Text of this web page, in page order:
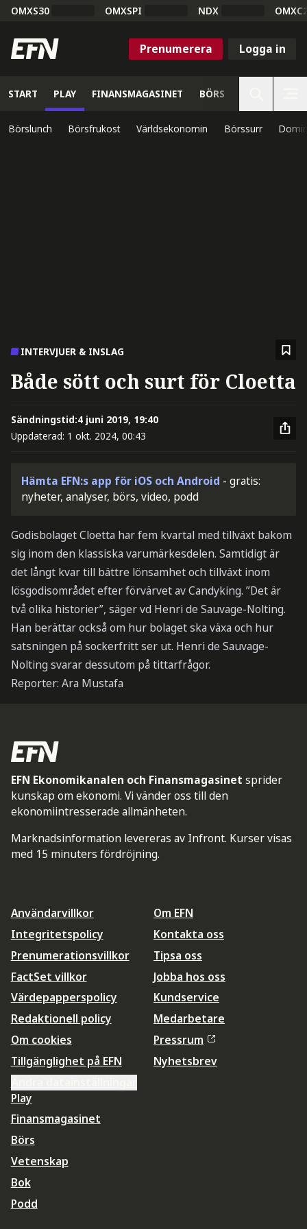
OMXS30 OMXSPI NDX
Prenumerera Logga in
START PLAY FINANSMAGASINET BÖRS
Börslunch Börsfrukost Världsekonomin Börssurr
INTERVJUER & INSLAG
Både sött och surt för Cloetta
Sändningstid:4 juni 2019, 19:40
Uppdaterad: 1 okt. 2024, 00:43
Hämta EFN:s app för iOS och Android - gratis:
nyheter, analyser, börs, video, podd
Godisbolaget Cloetta har fem kvartal med tillväxt bakom
sig inom den klassiska varumärkesdelen. Samtidigt är
det långt kvar till bättre lönsamhet och tillväxt inom
lösgodisområdet efter förvärvet av Candyking. ”Det är
två olika historier”, säger vd Henri de Sauvage-Nolting.
Han berättar också om hur bolaget ska växa och hur
satsningen på sockerfritt ser ut. Henri de Sauvage-
Nolting svarar dessutom på tittarfrågor.
Reporter: Ara Mustafa
EFN Ekonomikanalen och Finansmagasinet sprider
kunskap om ekonomi. Vi vänder oss till den
ekonomiintresserade allmänheten.
Marknadsinformation levereras av Infront. Kurser visas
med 15 minuters fördröjning.
Användarvillkor
Integritetspolicy
Prenumerationsvillkor
FactSet villkor
Värdepapperspolicy
Redaktionell policy
Om cookies
Tillgänglighet på EFN
Om EFN
Kontakta oss
Tipsa oss
Jobba hos oss
Kundservice
Medarbetare
Pressrum
Nyhetsbrev
Play
Finansmagasinet
Börs
Vetenskap
Bok
Podd